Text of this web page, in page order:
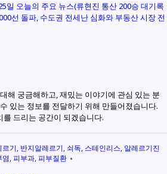
일 오늘의 주요 뉴스(류현진 통산 200승 대기록
선 돌파, 수도권 전세난 심화와 부동산 시장 전
해 궁금해하고, 재밌는 이야기에 관심 있는 분
있는 정보를 전달하기 위해 만들어졌습니다.
드리는 공간이 되겠습니다.
르기 반지알레르기 쇠독 스테인리스 알레르기진
염 피부과 피부질환